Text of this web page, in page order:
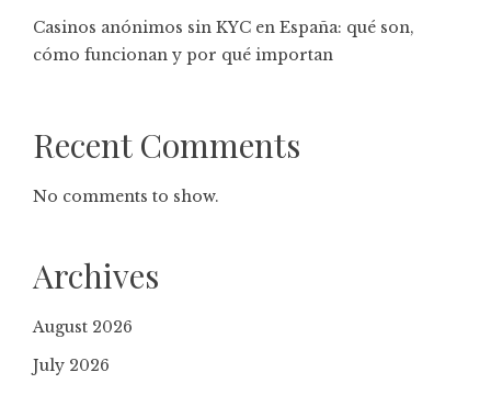
Casinos anónimos sin KYC en España: qué son,
cómo funcionan y por qué importan
Recent Comments
No comments to show.
Archives
August 2026
July 2026